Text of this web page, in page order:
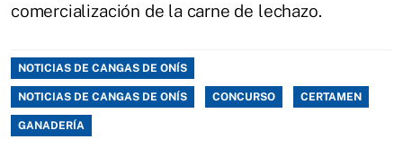
comercialización de la carne de lechazo.
NOTICIAS DE CANGAS DE ONÍS
NOTICIAS DE CANGAS DE ONÍS CONCURSO CERTAMEN
GANADERÍA